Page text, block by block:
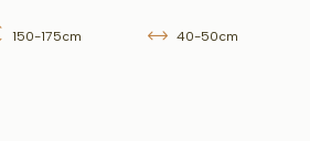
150-175cm 40-50cm